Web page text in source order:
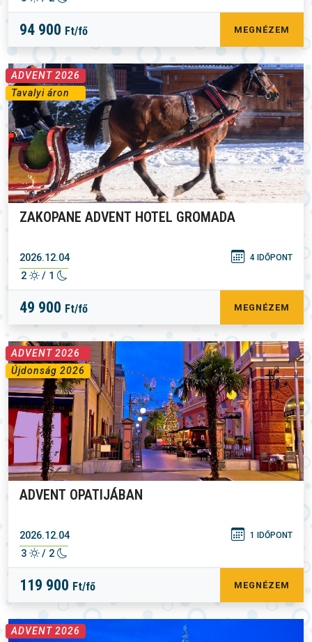
94 900 Ft/fő MEGNÉZEM
ADVENT 2026
Tavalyi áron
ZAKOPANE ADVENT HOTEL GROMADA
2026.12.04 4 IDŐPONT
2 / 1
49 900 Ft/fő MEGNÉZEM
ADVENT 2026
Újdonság 2026
ADVENT OPATIJÁBAN
2026.12.04 1 IDŐPONT
3 / 2
119 900 Ft/fő MEGNÉZEM
ADVENT 2026